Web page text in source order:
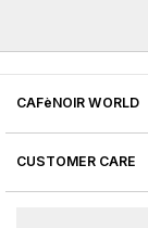
CAFèNOIR WORLD
CUSTOMER CARE